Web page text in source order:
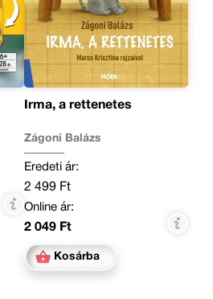
Irma, a rettenetes
Zágoni Balázs
Eredeti ár:
2 499 Ft
Online ár:
2 049 Ft
Kosárba